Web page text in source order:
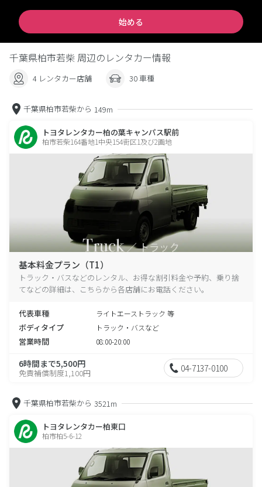
始める
千葉県柏市若柴 周辺のレンタカー情報
4 レンタカー店舗 30 車種
千葉県柏市若柴から 149m
トヨタレンタカー柏の葉キャンパス駅前
柏市若柴164番地1中央154街区1及び2画地
基本料金プラン（T1）
トラック・バスなどのレンタル、お得な割引料金や予約、乗り捨
てなどの詳細は、こちらから各店舗にお電話ください。
代表車種 ライトエーストラック 等
ボディタイプ トラック・バスなど
営業時間 08:00-20:00
6時間まで5,500円
免責補償制度1,100円 04-7137-0100
千葉県柏市若柴から 3521m
トヨタレンタカー柏東口
柏市柏5-6-12